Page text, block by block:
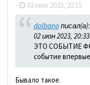
- 02 июн 2023, 22:15
dolbano писал(а):
02 июн 2023, 20:33
ЭТО СОБЫТИЕ
событие
Бывало такое.